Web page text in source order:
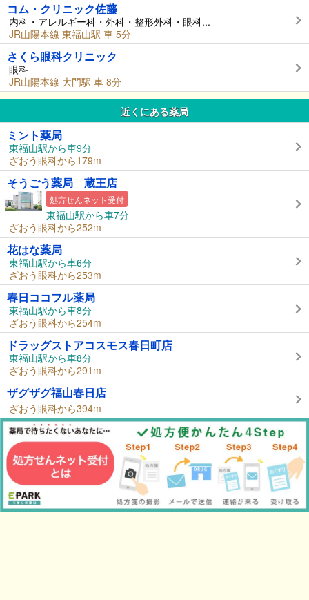
コム・クリニック佐藤
内科・アレルギー科・外科・整形外科・眼科...
JR山陽本線 東福山駅 車 5分
さくら眼科クリニック
眼科
JR山陽本線 大門駅 車 8分
近くにある薬局
ミント薬局
東福山駅から車9分
ざおう眼科から179m
そうごう薬局 蔵王店
処方せんネット受付
東福山駅から車7分
ざおう眼科から252m
花はな薬局
東福山駅から車6分
ざおう眼科から253m
春日ココフル薬局
東福山駅から車8分
ざおう眼科から254m
ドラッグストアコスモス春日町店
東福山駅から車8分
ざおう眼科から291m
ザグザグ福山春日店
ざおう眼科から394m